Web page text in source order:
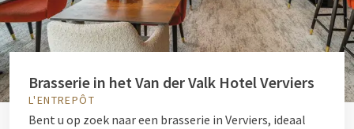
Brasserie in het Van der Valk Hotel Verviers
L'ENTREPÔT
Bent u op zoek naar een brasserie in Verviers, ideaal